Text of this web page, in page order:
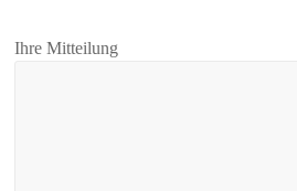
Ihre Mitteilung